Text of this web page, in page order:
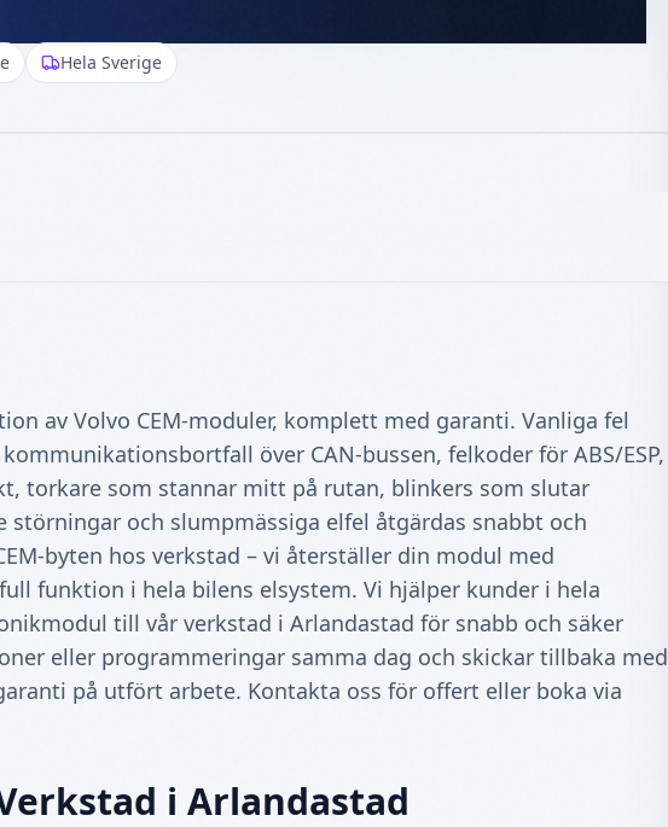
Hela Sverige
av Volvo CEM‑moduler, komplett med garanti. Vanliga fel
över CAN‑bussen, felkoder för ABS/ESP,
torkare som stannar mitt på rutan, blinkers som slutar
störningar och slumpmässiga elfel åtgärdas snabbt och
hos verkstad – vi återställer din modul med
funktion i hela bilens elsystem. Vi hjälper kunder i hela
till vår verkstad i Arlandastad för snabb och säker
eller programmeringar samma dag och skickar tillbaka med
på utfört arbete. Kontakta oss för offert eller boka via
i Arlandastad